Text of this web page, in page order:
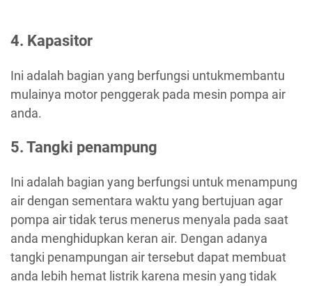
4. Kapasitor
Ini adalah bagian yang berfungsi untukmembantu
mulainya motor penggerak pada mesin pompa air
anda.
5. Tangki penampung
Ini adalah bagian yang berfungsi untuk menampung
air dengan sementara waktu yang bertujuan agar
pompa air tidak terus menerus menyala pada saat
anda menghidupkan keran air. Dengan adanya
tangki penampungan air tersebut dapat membuat
anda lebih hemat listrik karena mesin yang tidak